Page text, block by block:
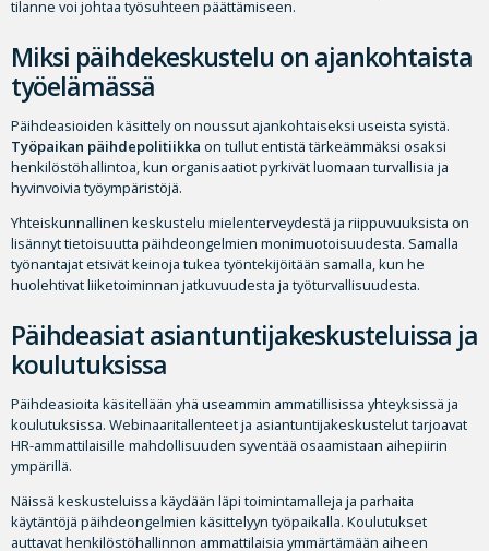
tilanne voi johtaa työsuhteen päättämiseen.
Miksi päihdekeskustelu on ajankohtaista
työelämässä
Päihdeasioiden käsittely on noussut ajankohtaiseksi useista syistä.
Työpaikan päihdepolitiikka on tullut entistä tärkeämmäksi osaksi
henkilöstöhallintoa, kun organisaatiot pyrkivät luomaan turvallisia ja
hyvinvoivia työympäristöjä.
Yhteiskunnallinen keskustelu mielenterveydestä ja riippuvuuksista on
lisännyt tietoisuutta päihdeongelmien monimuotoisuudesta. Samalla
työnantajat etsivät keinoja tukea työntekijöitään samalla, kun he
huolehtivat liiketoiminnan jatkuvuudesta ja työturvallisuudesta.
Päihdeasiat asiantuntijakeskusteluissa ja
koulutuksissa
Päihdeasioita käsitellään yhä useammin ammatillisissa yhteyksissä ja
koulutuksissa. Webinaaritallenteet ja asiantuntijakeskustelut tarjoavat
HR-ammattilaisille mahdollisuuden syventää osaamistaan aihepiirin
ympärillä.
Näissä keskusteluissa käydään läpi toimintamalleja ja parhaita
käytäntöjä päihdeongelmien käsittelyyn työpaikalla. Koulutukset
auttavat henkilöstöhallinnon ammattilaisia ymmärtämään aiheen